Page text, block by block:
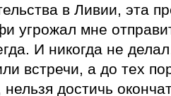
в Ливии, эта
угрожал мне
И никогда не
встречи, а до тех
достичь